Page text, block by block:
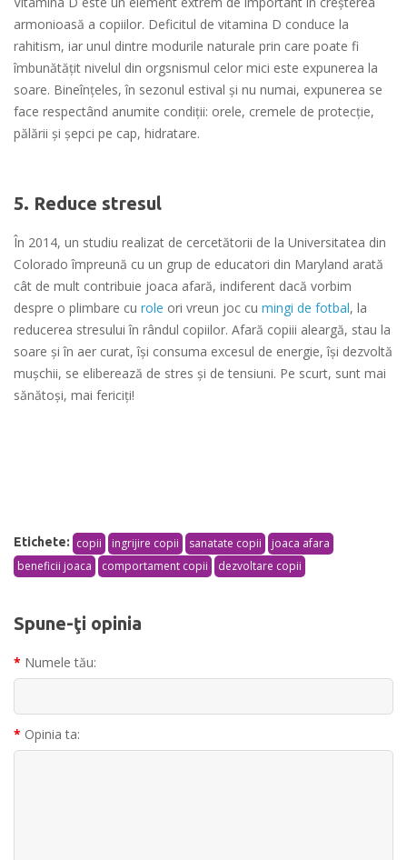
armonioasă a copiilor. Deficitul de vitamina D conduce la
rahitism, iar unul dintre modurile naturale prin care poate fi
îmbunătățit nivelul din orgsnismul celor mici este expunerea la
soare. Bineînțeles, în sezonul estival și nu numai, expunerea se
face respectând anumite condiții: orele, cremele de protecție,
pălării și șepci pe cap, hidratare.
5. Reduce stresul
În 2014, un studiu realizat de cercetătorii de la Universitatea din
Colorado împreună cu un grup de educatori din Maryland arată
cât de mult contribuie joaca afară, indiferent dacă vorbim
despre o plimbare cu role ori vreun joc cu mingi de fotbal, la
reducerea stresului în rândul copiilor. Afară copiii aleargă, stau la
soare şi în aer curat, îşi consuma excesul de energie, îşi dezvoltă
muşchii, se eliberează de stres şi de tensiuni. Pe scurt, sunt mai
sănătoşi, mai fericiţi!
Etichete: copii ingrijire copii sanatate copii
joaca afara
beneficii joaca
comportament copii dezvoltare copii
Spune-ţi opinia
Numele tău:
Opinia ta: